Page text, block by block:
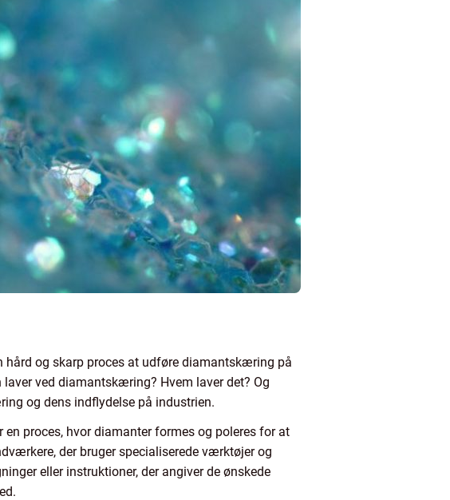
hård og skarp proces at udføre diamantskæring på
ved diamantskæring? Hvem laver det? Og
og dens indflydelse på industrien.
proces, hvor diamanter formes og poleres for at
der bruger specialiserede værktøjer og
eller instruktioner, der angiver de ønskede